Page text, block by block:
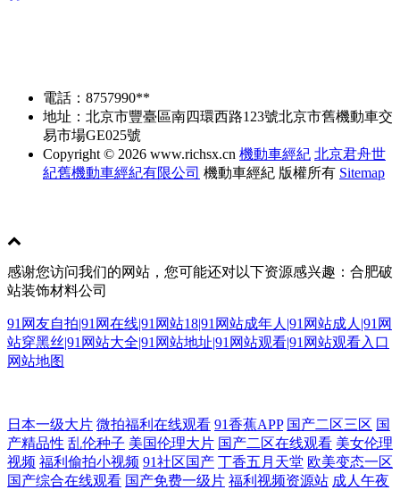
電話：8757990**
地址：北京市豐臺區南四環西路123號北京市舊機動車交
易市場GE025號
Copyright © 2026 www.richsx.cn 機動車經紀 北京君舟世
紀舊機動車經紀有限公司 機動車經紀 版權所有 Sitemap
感谢您访问我们的网站，您可能还对以下资源感兴趣：合肥破
站装饰材料公司
91网友自拍|91网在线|91网站18|91网站成年人|91网站成人|91网
站穿黑丝|91网站大全|91网站地址|91网站观看|91网站观看入口
网站地图
国产内射免费视频 在线资源AV 91经典视频 3级片第一页 男人超碰 超碰人
人干人人摸 青青草精品网 91手机免费视频 91自摸 97超碰总资源 91社在线
日本一级大片 微拍福利在线观看 91香蕉APP 国产二区三区 国
产精品性 乱伦种子 美国伦理大片 国产二区在线观看 美女伦理
视频 福利偷拍小视频 91社区国产 丁香五月天堂 欧美变态一区
国产综合在线观看 国产免费一级片 福利视频资源站 成人午夜